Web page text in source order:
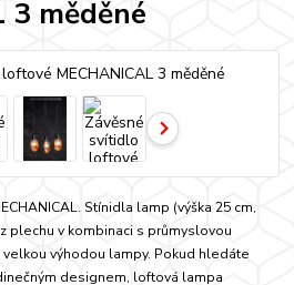
3 měděné
Stínidla lamp (výška 25 cm,
plechu v kombinaci s průmyslovou
výhodou lampy. Pokud hledáte
designem, loftová lampa